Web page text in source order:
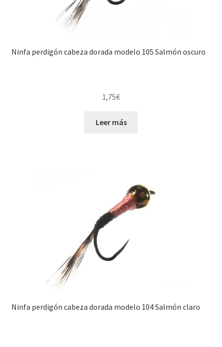
Ninfa perdigón cabeza dorada modelo 105 Salmón oscuro
1,75€
Leer más
Ninfa perdigón cabeza dorada modelo 104 Salmón claro